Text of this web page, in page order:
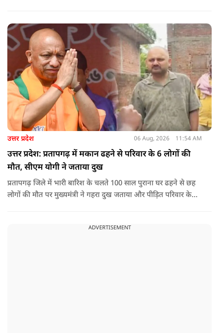
उत्तर प्रदेश 06 Aug, 2026 11:54 AM
उत्तर प्रदेश: प्रतापगढ़ में मकान ढहने से परिवार के 6 लोगों की
मौत, सीएम योगी ने जताया दुख
प्रतापगढ़ जिले में भारी बारिश के चलते 100 साल पुराना घर ढहने से छह
लोगों की मौत पर मुख्यमंत्री ने गहरा दुख जताया और पीड़ित परिवार के
ADVERTISEMENT